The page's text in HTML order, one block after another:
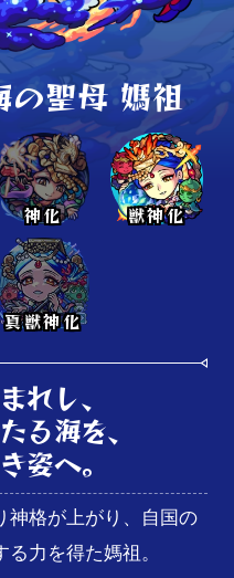
の聖母 媽祖
神化 獣神化
真獣神化
れし、
る海を、
姿へ。
神格が上がり、自国の
力を得た媽祖。